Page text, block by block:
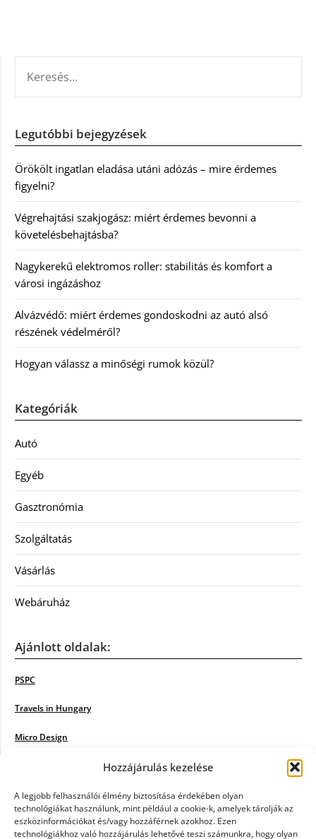
Hozzájárulás kezelése
A legjobb felhasználói élmény biztosítása érdekében olyan
technológiákat használunk, mint például a cookie-k, amelyek tárolják az
eszközinformációkat és/vagy hozzáférnek azokhoz. Ezen
technológiákhoz való hozzájárulás lehetővé teszi számunkra, hogy olyan
Legutóbbi bejegyzések
Örökölt ingatlan eladása utáni adózás – mire érdemes
figyelni?
Végrehajtási szakjogász: miért érdemes bevonni a
követelésbehajtásba?
Nagykerekű elektromos roller: stabilitás és komfort a
városi ingázáshoz
Alvázvédő: miért érdemes gondoskodni az autó alsó
részének védelméről?
Hogyan válassz a minőségi rumok közül?
Kategóriák
Autó
Egyéb
Gasztronómia
Szolgáltatás
Vásárlás
Webáruház
Ajánlott oldalak:
PSPC
Travels in Hungary
Micro Design
Poiwiki
Öntözőrendszer